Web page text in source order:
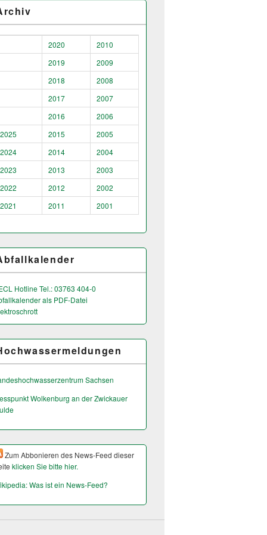
2020
2010
2019
2009
2018
2008
2017
2007
2016
2006
2025
2015
2005
2024
2014
2004
2023
2013
2003
2022
2012
2002
2021
2011 2001
Hotline Tel.: 03763 404-0
als PDF-Datei
Sachsen
Wolkenburg an der Zwickauer
Zum Abbonieren des News-Feed dieser
klicken Sie bitte hier.
Was ist ein News-Feed?